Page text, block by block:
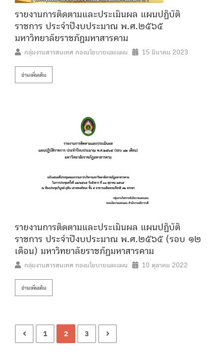
รายงานการติดตามและประเมินผล แผนปฏิบัติ
ราชการ ประจำปีงบประมาณ พ.ศ.๒๕๖๕
มหาวิทยาลัยราชภัฏมหาสารคาม
กลุ่มงานสารสนเทศ กองนโยบายและแผน 15 มีนาคม 2023
อ่านเพิ่มเติม
รายงานการติดตามและประเมินผล แผนปฏิบัติ
ราชการ ประจำปีงบประมาณ พ.ศ.๒๕๖๕ (รอบ ๑๒
เดือน) มหาวิทยาลัยราชภัฏมหาสารคาม
กลุ่มงานสารสนเทศ กองนโยบายและแผน 10 ตุลาคม 2022
อ่านเพิ่มเติม
1 2 3